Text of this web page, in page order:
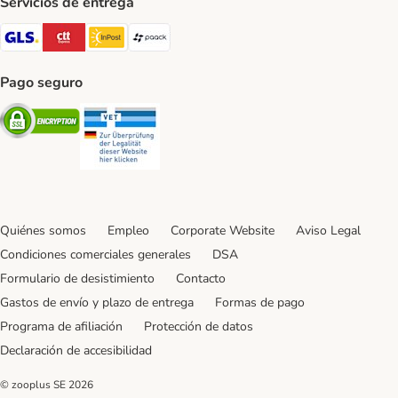
GLS Shipping Method
CTTExpress Shipping Method
InPost Shipping Method
paack Shipping Method
Pago seguro
Security
Quiénes somos Empleo Corporate Website
Aviso Legal
Condiciones comerciales generales
DSA
Formulario de desistimiento
Contacto
Gastos de envío y plazo de entrega
Formas de pago
Programa de afiliación
Protección de datos
Declaración de accesibilidad
© zooplus SE 2026